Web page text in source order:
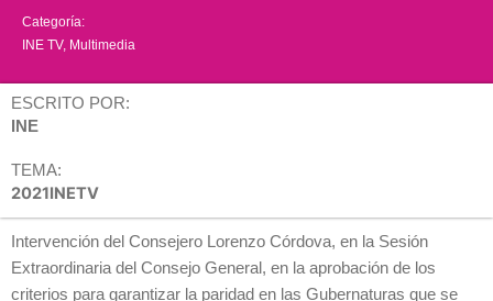
Categoría:
INE TV, Multimedia
ESCRITO POR:
INE
TEMA:
2021INETV
Intervención del Consejero Lorenzo Córdova, en la Sesión
Extraordinaria del Consejo General, en la aprobación de los
criterios para garantizar la paridad en las Gubernaturas que se